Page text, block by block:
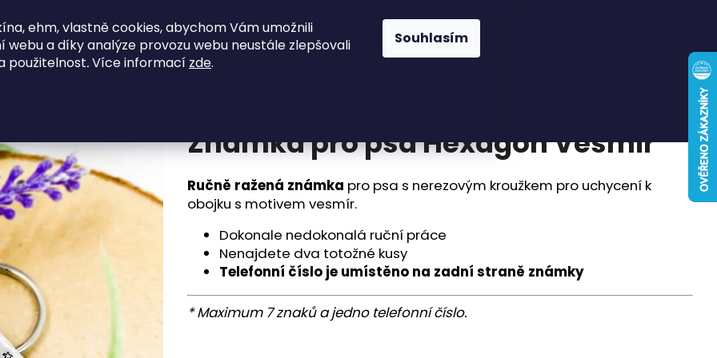
ehm, vlastně cookies, abychom Vám umožnili
webu a díky analýze provozu webu neustále zlepšovali
použitelnost.Více informací zde.
Souhlasím
SkladOFFky Vodítka Postroje Známky Pelíšky a deky
Známka pro psa Hexagon Vesmír
Ručně ražená známka pro psa s nerezovým kroužkem pro uchycení k
obojku s motivem vesmír.
Dokonale nedokonalá ruční práce
Nenajdete dva totožné kusy
Telefonní číslo je umístěno na zadní straně známky
* Maximum 7 znaků a jedno telefonní číslo.
HLEDAT
Doporučujeme